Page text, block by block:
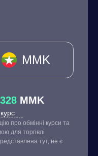
MMK
MMK
про обмінні курси та
для торгівлі
тут, не є